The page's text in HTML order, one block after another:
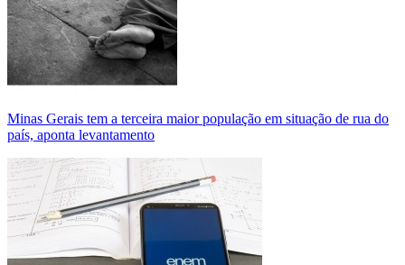
Minas Gerais tem a terceira maior população em situação de rua do
país, aponta levantamento